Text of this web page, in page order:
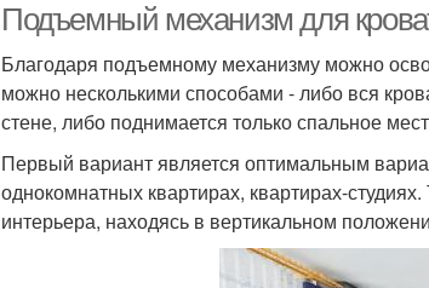
Подъемный механизм для
Благодаря подъемному механизму можно
можно несколькими способами - либо вся
стене, либо поднимается только спальное
Первый вариант является оптимальным
однокомнатных квартирах, квартирах-
интерьера, находясь в вертикальном